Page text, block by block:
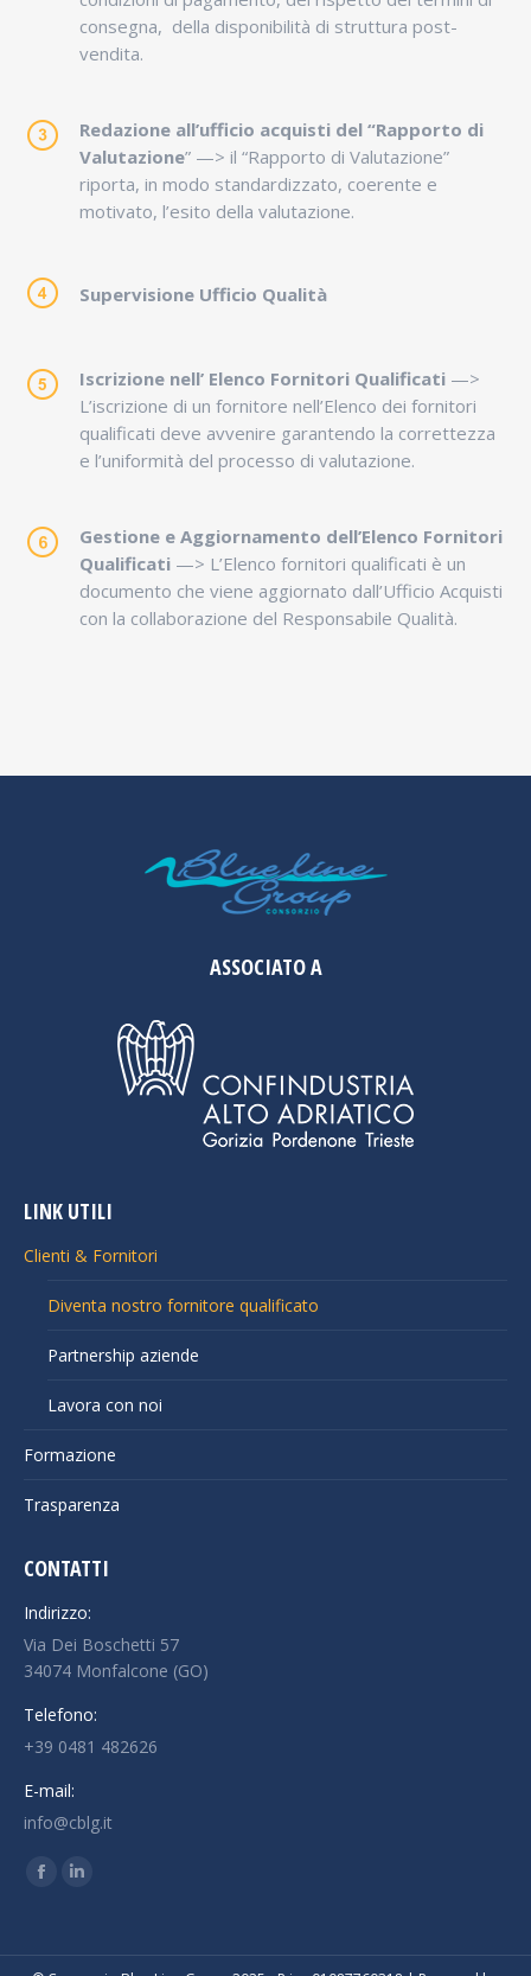
consegna, della disponibilità di struttura post-
vendita.
Redazione all’ufficio acquisti del “Rapporto di
Valutazione” —> il “Rapporto di Valutazione”
riporta, in modo standardizzato, coerente e
motivato, l’esito della valutazione.
Supervisione Ufficio Qualità
Iscrizione nell’ Elenco Fornitori Qualificati —>
L’iscrizione di un fornitore nell’Elenco dei fornitori
qualificati deve avvenire garantendo la correttezza
e l’uniformità del processo di valutazione.
Gestione e Aggiornamento dell’Elenco Fornitori
Qualificati —> L’Elenco fornitori qualificati è un
documento che viene aggiornato dall’Ufficio Acquisti
con la collaborazione del Responsabile Qualità.
ASSOCIATO A
LINK UTILI
Clienti & Fornitori
Diventa nostro fornitore qualificato
Partnership aziende
Lavora con noi
Formazione
Trasparenza
CONTATTI
Indirizzo:
Via Dei Boschetti 57
34074 Monfalcone (GO)
Telefono:
+39 0481 482626
E-mail:
info@cblg.it
Ci puoi trovare su:
Facebook
Linkedin